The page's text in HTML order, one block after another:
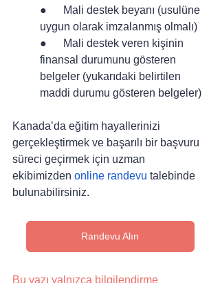
●      Mali destek beyanı (usulüne
uygun olarak imzalanmış olmalı)
●      Mali destek veren kişinin
finansal durumunu gösteren
belgeler (yukarıdaki belirtilen
maddi durumu gösteren belgeler)
Kanada’da eğitim hayallerinizi
gerçekleştirmek ve başarılı bir başvuru
süreci geçirmek için uzman
ekibimizden online randevu talebinde
bulunabilirsiniz.
Randevu Alın
Bu yazı yalnızca bilgilendirme